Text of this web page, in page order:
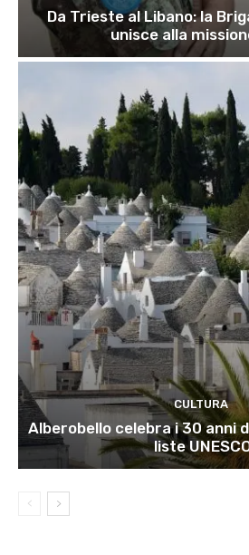
Da Trieste al Libano: la
unisce alla
CULTURA
Alberobello celebra i 30 anni
liste